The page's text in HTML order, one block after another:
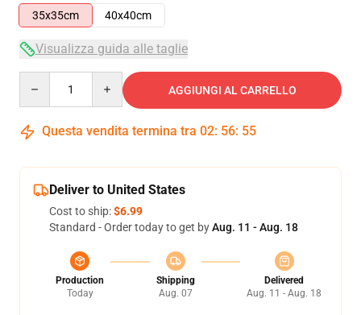
35x35cm
40x40cm
Visualizza guida alle taglie
AGGIUNGI AL CARRELLO
Questa vendita termina tra 02: 56: 54
Deliver to United States
Cost to ship:$6.99
Standard - Order today to get byAug. 11 - Aug. 18
Production
Today
Shipping
Aug. 07
Delivered
Aug. 11 - Aug. 18